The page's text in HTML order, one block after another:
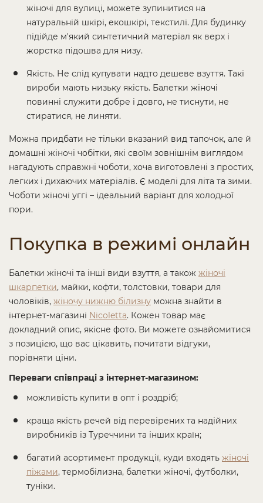
жіночі для вулиці, можете зупинитися на
натуральній шкірі, екошкірі, текстилі. Для будинку
підійде м'який синтетичний матеріал як верх і
жорстка підошва для низу.
Якість. Не слід купувати надто дешеве взуття. Такі
вироби мають низьку якість. Балетки жіночі
повинні служити добре і довго, не тиснути, не
стиратися, не линяти.
Можна придбати не тільки вказаний вид тапочок, але й
домашні жіночі чобітки, які своїм зовнішнім виглядом
нагадують справжні чоботи, хоча виготовлені з простих,
легких і дихаючих матеріалів. Є моделі для літа та зими.
Чоботи жіночі уггі – ідеальний варіант для холодної
пори.
Покупка в режимі онлайн
Балетки жіночі та інші види взуття, а також жіночі
шкарпетки, майки, кофти, толстовки, товари для
чоловіків, жіночу нижню білизну можна знайти в
інтернет-магазині Nicoletta. Кожен товар має
докладний опис, якісне фото. Ви можете ознайомитися
з позицією, що вас цікавить, почитати відгуки,
порівняти ціни.
Переваги співпраці з інтернет-магазином:
можливість купити в опт і роздріб;
краща якість речей від перевірених та надійних
виробників із Туреччини та інших країн;
багатий асортимент продукції, куди входять жіночі
піжами, термобілизна, балетки жіночі, футболки,
туніки.